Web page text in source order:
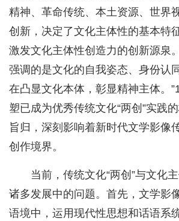
精神、革命传统、本土资源、世界
创新，决定了文化主体性的基本特
激发文化主体性创造力的创新源泉
强调的是文化的自我姿态、身份认
在凸显文化本体，彰显精神主体。
塑已成为优秀传统文化“两创”实践
旨归，深刻影响着新时代文学影像
创作境界。
当前，传统文化“两创”与文化
诸多发展中的问题。首先，文学影
语境中，运用现代性思想和话语系